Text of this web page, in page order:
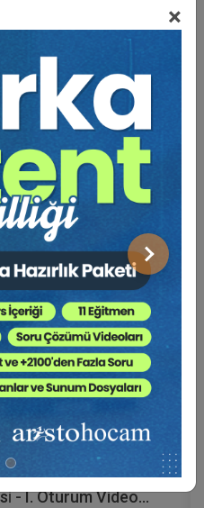
×
Sonraki
5490 TL / Yıllık
Sorunlar - XIII.
- I. Oturum Video